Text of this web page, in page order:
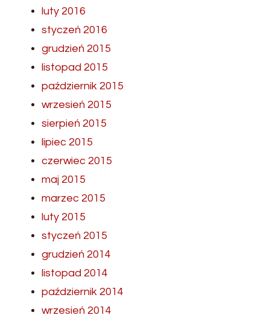
luty 2016
styczeń 2016
grudzień 2015
listopad 2015
październik 2015
wrzesień 2015
sierpień 2015
lipiec 2015
czerwiec 2015
maj 2015
marzec 2015
luty 2015
styczeń 2015
grudzień 2014
listopad 2014
październik 2014
wrzesień 2014